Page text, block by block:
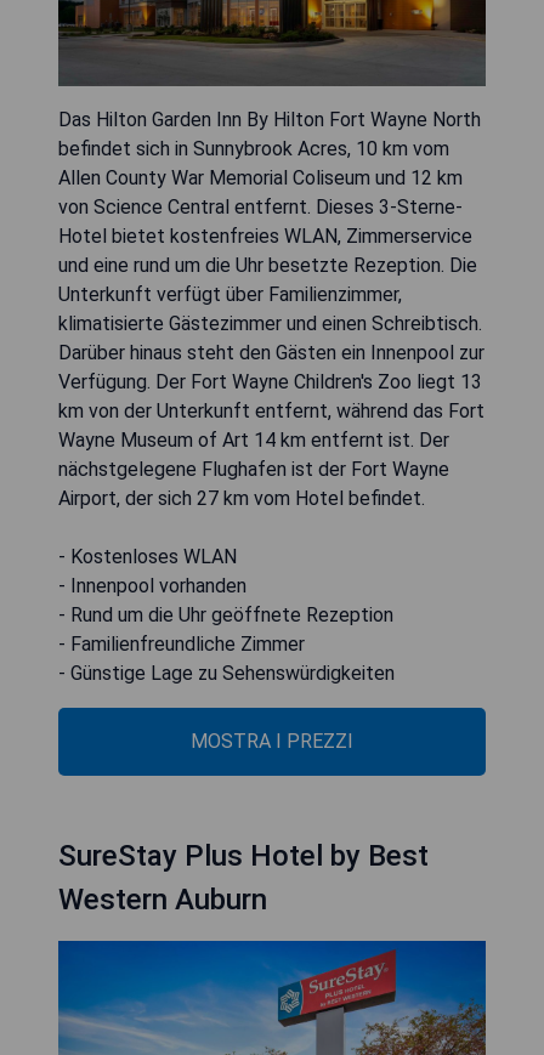
Das Hilton Garden Inn By Hilton Fort Wayne North
befindet sich in Sunnybrook Acres, 10 km vom
Allen County War Memorial Coliseum und 12 km
von Science Central entfernt. Dieses 3-Sterne-
Hotel bietet kostenfreies WLAN, Zimmerservice
und eine rund um die Uhr besetzte Rezeption. Die
Unterkunft verfügt über Familienzimmer,
klimatisierte Gästezimmer und einen Schreibtisch.
Darüber hinaus steht den Gästen ein Innenpool zur
Verfügung. Der Fort Wayne Children's Zoo liegt 13
km von der Unterkunft entfernt, während das Fort
Wayne Museum of Art 14 km entfernt ist. Der
nächstgelegene Flughafen ist der Fort Wayne
Airport, der sich 27 km vom Hotel befindet.
- Kostenloses WLAN
- Innenpool vorhanden
- Rund um die Uhr geöffnete Rezeption
- Familienfreundliche Zimmer
- Günstige Lage zu Sehenswürdigkeiten
MOSTRA I PREZZI
SureStay Plus Hotel by Best
Western Auburn